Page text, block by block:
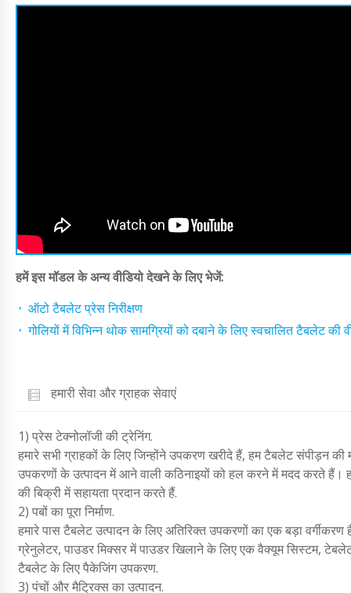
हमें इस मॉडल के अन्य वीडियो देखने के लिए भेजें:
ऑटो टैबलेट प्रेस निरीक्षण
गोलियों में विभिन्न थोक सामग्रियों को दबाने के लिए स्वचालित टैबलेट की
हमारी सेवा और ग्राहक सेवाएं
1) प्रेस टेक्नोलॉजी की ट्रेनिंग.
हमारे सभी ग्राहकों के लिए जिन्होंने उपकरण खरीदे हैं, हम टैबलेट संपीड़न की
उपकरणों के उत्पादन में आने वाली कठिनाइयों को हल करने में मदद करते हैं।
की बिक्री में सहायता प्रदान करते हैं.
2) पबों का पूरा निर्माण.
हमारे पास टैबलेट उत्पादन के लिए अतिरिक्त उपकरणों का एक बड़ा
ग्रेनुलेटर, पाउडर मिक्सर में पाउडर खिलाने के लिए एक वैक्यूम सिस्टम,
टैबलेट के लिए पैकेजिंग उपकरण.
3) पंचों और मैट्रिक्स का उत्पादन.